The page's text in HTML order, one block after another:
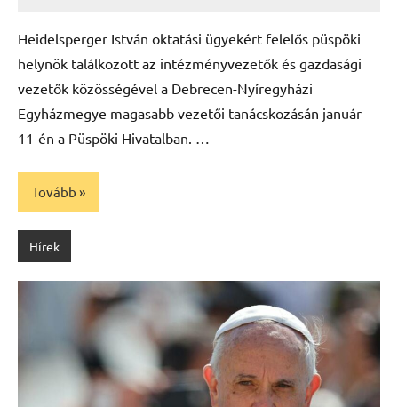
Heidelsperger István oktatási ügyekért felelős püspöki
helynök találkozott az intézményvezetők és gazdasági
vezetők közösségével a Debrecen-Nyíregyházi
Egyházmegye magasabb vezetői tanácskozásán január
11-én a Püspöki Hivatalban. …
Tovább
Hírek